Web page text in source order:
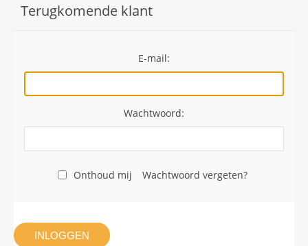
Terugkomende klant
E-mail:
Wachtwoord:
Onthoud mij Wachtwoord vergeten?
INLOGGEN